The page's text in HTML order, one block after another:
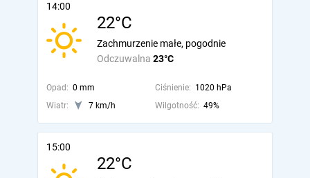
14:00
22°C
Odczuwalna 23°C
Zachmurzenie małe, pogodnie
Opad: 0 mm Ciśnienie: 1020 hPa
Wiatr:
7 km/h Wilgotność: 49%
15:00
22°C